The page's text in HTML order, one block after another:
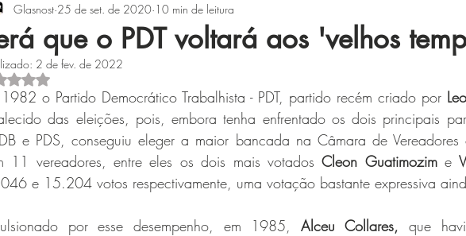
OCULAR OPINIÃO
que o PDT voltará aos 'velhos
Glasnost 25 de set. de 2020 10 min de leitura
2 de fev. de 2022
Avaliado com NaN de 5 estrelas.
1982 o Partido Democrático Trabalhista - PDT, partido recém criado por
das eleições, pois, embora tenha enfrentado os dois principais
e PDS, conseguiu eleger a maior bancada na Câmara de Vereadores
11 vereadores, entre eles os dois mais votados Cleon Guatimozim e
e 15.204 votos respectivamente, uma votação bastante expressiva
por esse desempenho, em 1985, Alceu Collares, que